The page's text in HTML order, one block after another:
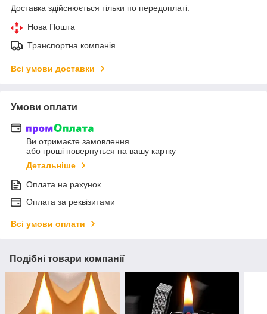
Доставка здійснюється тільки по передоплаті.
Нова Пошта
Транспортна компанія
Всі умови доставки
Умови оплати
Ви отримаєте замовлення
або гроші повернуться на вашу картку
Детальніше
Оплата на рахунок
Оплата за реквізитами
Всі умови оплати
Подібні товари компанії